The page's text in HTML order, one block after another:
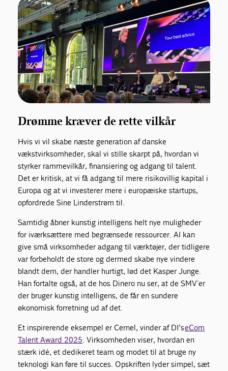
Drømme kræver de rette vilkår
Hvis vi vil skabe næste generation af danske
vækstvirksomheder, skal vi stille skarpt på, hvordan vi
styrker rammevilkår, finansiering og adgang til talent.
Det er kritisk, at vi få adgang til mere risikovillig kapital i
Europa og at vi investerer mere i europæiske startups,
opfordrede Sine Linderstrøm til.
Samtidig åbner kunstig intelligens helt nye muligheder
for iværksættere med begrænsede ressourcer. AI kan
give små virksomheder adgang til værktøjer, der tidligere
var forbeholdt de store og dermed skabe nye vindere
blandt dem, der handler hurtigt, lød det Kasper Junge.
Han fortalte også, at de hos Dinero nu ser, at de SMV´er
der bruger kunstig intelligens, de får en sundere
økonomisk forretning ud af det.
Et inspirerende eksempel er Cernel, vinder af DI’seCom
Talent Award 2025. Virksomheden viser, hvordan en
stærk idé, et dedikeret team og modet til at bruge ny
teknologi kan føre til succes. Opskriften lyder simpel, sæt